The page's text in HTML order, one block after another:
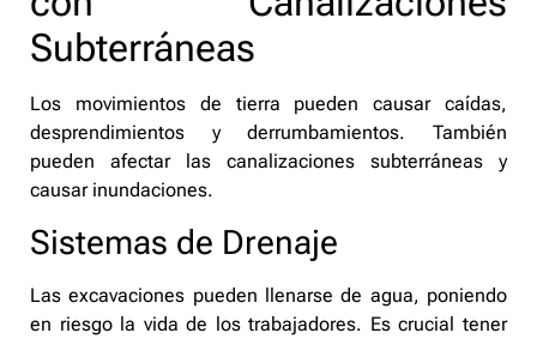
Subterráneas
Los movimientos de tierra pueden causar caídas,
desprendimientos y derrumbamientos. También
pueden afectar las canalizaciones subterráneas y
causar inundaciones.
Sistemas de Drenaje
Las excavaciones pueden llenarse de agua, poniendo
en riesgo la vida de los trabajadores. Es crucial tener